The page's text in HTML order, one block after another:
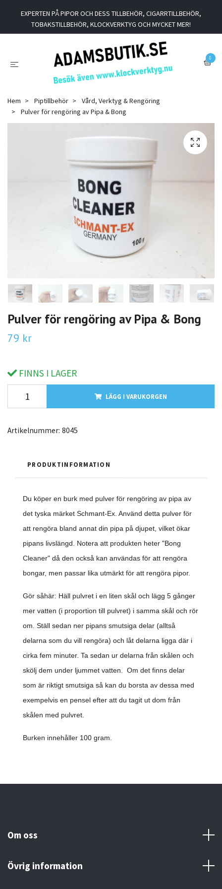
EXPERTEN PÅ PIPOR OCH DESS TILLBEHÖR, CIGARRTILLBEHÖR,
TOBAKSTILLBEHÖR, KLOCKVERKTYG OCH MYCKET MER!
0
Hem Piptillbehör
Vård, Verktyg & Rengöring
Pulver för rengöring av Pipa & Bong
Pulver för rengöring av Pipa & Bong
79 kr
FINNS I LAGER
LÄGG I VARUKORGEN
Artikelnummer: 8045
PRODUKTINFORMATION
Du köper en burk med pulver för rengöring av pipa av
det tyska märket Schmant-Ex. Använd detta pulver för
att rengöra bland annat din pipa på djupet, vilket ökar
pipans livslängd. Notera att produkten heter "Bong
Cleaner" då den också kan användas för att rengöra
bongar, men passar lika utmärkt för att rengöra pipor.
Gör såhär: Häll pulvret i en liten skål och lägg 5 gånger
mer vatten (i proportion till pulvret) i samma skål och rör
om. Ställ sedan ner pipans smutsiga delar (alltså
delarna som du vill rengöra) och låt delarna ligga där i
cirka fem minuter. Ta sedan ur delarna från skålen och
skölj dem under ljummet vatten. Om det finns delar
som är riktigt smutsiga så kan du borsta av dessa med
exempelvis en pensel efter att du tagit ut dom från
skålen med pulvret.
Burken innehåller 100 gram.
Om oss
Övrig information